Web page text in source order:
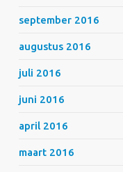
september 2016
augustus 2016
juli 2016
juni 2016
april 2016
maart 2016